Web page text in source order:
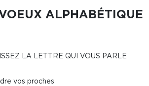
ALPHABÉTIQUE
LA LETTRE QUI VOUS PARLE
vos proches